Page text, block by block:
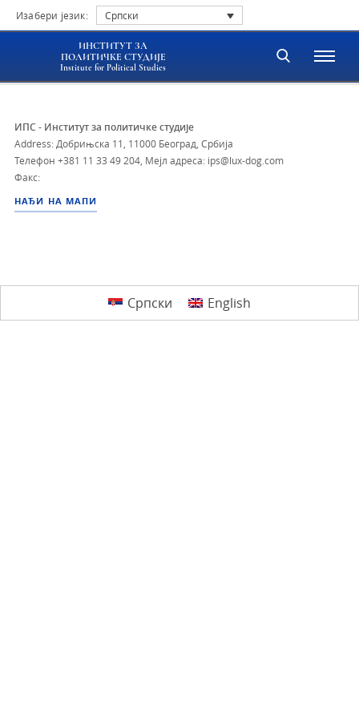
Изабери језик: Српски
ИНСТИТУТ ЗА
ПОЛИТИЧКЕ СТУДИЈЕ
Institute for Political Studies
ИПС - Институт за политичке студије
Address: Добрињска 11, 11000 Београд, Србија
Телефон +381 11 33 49 204 Мејл адреса: ips@lux-dog.com
Факс:
НАЂИ НА МАПИ
Српски English